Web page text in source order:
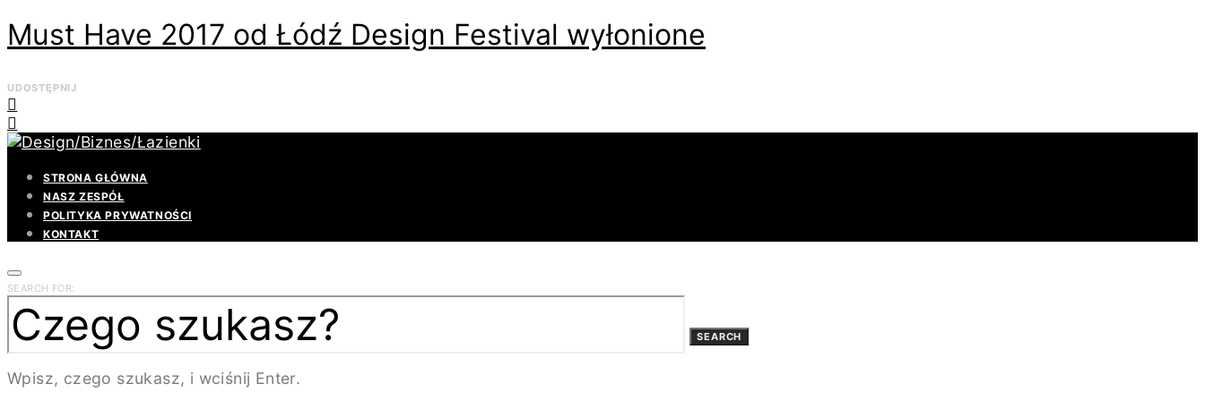
Must Have 2017 od Łódź Design Festival wyłonione
UDOSTĘPNIJ
STRONA GŁÓWNA
NASZ ZESPÓŁ
POLITYKA PRYWATNOŚCI
KONTAKT
SEARCH FOR:
SEARCH
Wpisz, czego szukasz, i wciśnij Enter.